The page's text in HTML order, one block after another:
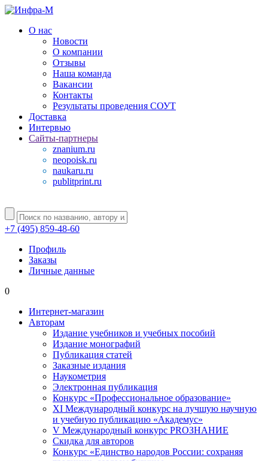
О нас
Новости
О компании
Отзывы
Наша команда
Вакансии
Контакты
Результаты проведения СОУТ
Доставка
Интервью
Сайты-партнеры
znanium.ru
neopoisk.ru
naukaru.ru
publitprint.ru
+7 (495) 859-48-60
Профиль
Заказы
Личные данные
0
Интернет-магазин
Авторам
Издание учебников и учебных пособий
Издание монографий
Публикация статей
Заказные издания
Наукометрия
Электронная публикация
Конкурс «Профессиональное образование»
XI Международный конкурс на лучшую научную
и учебную публикацию «Академус»
V Международный конкурс PROЗНАНИЕ
Скидка для авторов
Конкурс «Единство народов России: сохраняя